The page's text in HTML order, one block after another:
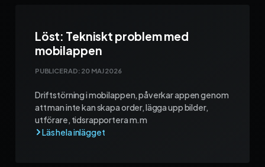
Löst: Tekniskt problem med
mobilappen
PUBLICERAD: 20 MAJ 2026
Driftstörning i mobilappen, påverkar appen genom
att man inte kan skapa order, lägga upp bilder,
utförare, tidsrapportera m.m